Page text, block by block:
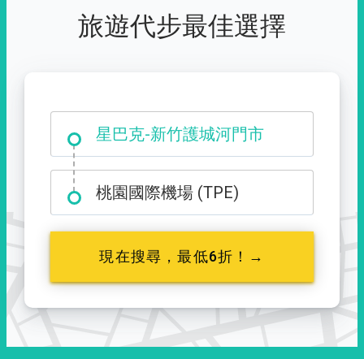
旅遊代步最佳選擇
星巴克-新竹護城河門市
大霸尖山登山口
桃園國際機場 (TPE)
現在搜尋，最低6折！→